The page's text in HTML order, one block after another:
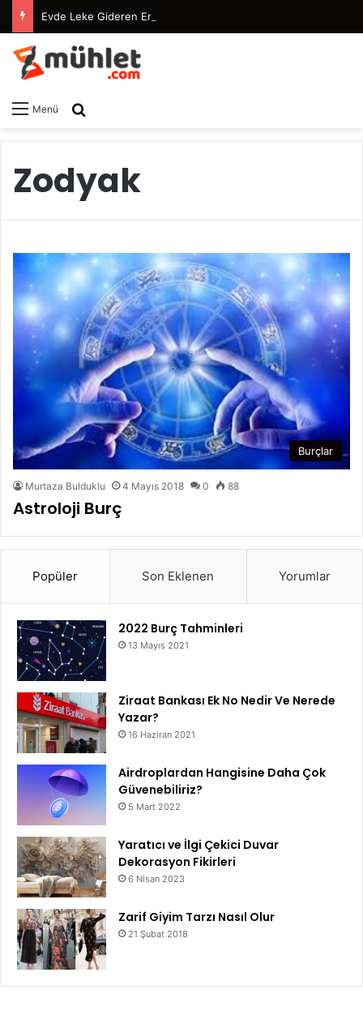
Evde Leke Gideren En Etkili Maske Tarifleri
Menü
Zodyak
Burçlar
Murtaza Bulduklu 4 Mayıs 2018 0 88
Astroloji Burç
Popüler Son Eklenen Yorumlar
2022 Burç Tahminleri
13 Mayıs 2021
Ziraat Bankası Ek No Nedir Ve Nerede
Yazar?
16 Haziran 2021
Airdroplardan Hangisine Daha Çok
Güvenebiliriz?
5 Mart 2022
Yaratıcı ve İlgi Çekici Duvar
Dekorasyon Fikirleri
6 Nisan 2023
Zarif Giyim Tarzı Nasıl Olur
21 Şubat 2018